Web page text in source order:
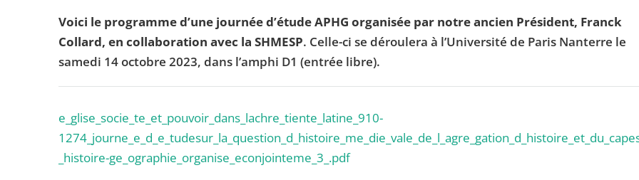
Voici le programme d’une journée d’étude APHG organisée par notre ancien Président, Franck
Collard, en collaboration avec la SHMESP. Celle-ci se déroulera à l’Université de Paris Nanterre le
samedi 14 octobre 2023, dans l’amphi D1 (entrée libre).
e_glise_socie_te_et_pouvoir_dans_lachre_tiente_latine_910-
_histoire-ge_ographie_organise_econjointeme_3_.pdf